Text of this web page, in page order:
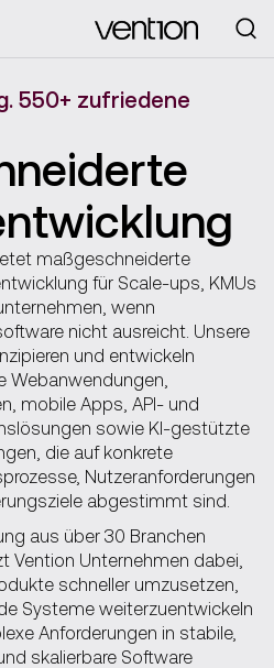
550+ zufriedene
maßgeschneiderte
für Scale-ups, KMUs
wenn
nicht ausreicht. Unsere
und entwickeln
Webanwendungen,
mobile Apps, API- und
sowie KI-gestützte
die auf konkrete
Nutzeranforderungen
abgestimmt sind.
aus über 30 Branchen
Vention Unternehmen dabei,
schneller umzusetzen,
Systeme weiterzuentwickeln
Anforderungen in stabile,
skalierbare Software